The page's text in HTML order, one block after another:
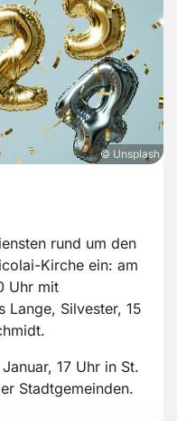
© Unsplash
rund um den
Kirche ein: am
Uhr mit
Lange, Silvester, 15
17 Uhr in St.
Stadtgemeinden.